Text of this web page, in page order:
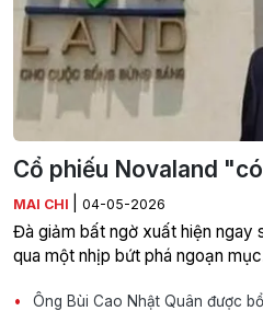
Cổ phiếu Novaland
MAI CHI 04-05-2026
Đà giảm bất ngờ xuất hiện ngay
qua một nhịp bứt phá ngoạn
Ông Bùi Cao Nhật Quân được